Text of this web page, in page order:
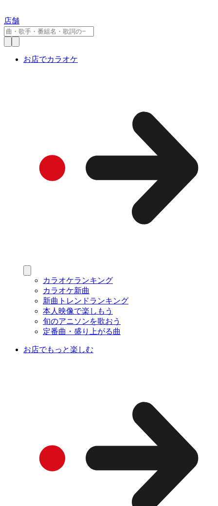
店舗
お店でカラオケ
カラオケランキング
カラオケ新曲
新曲トレンドランキング
本人映像で楽しもう
旬のアニソンを歌おう
定番曲・盛り上がる曲
お店でもっと楽しむ